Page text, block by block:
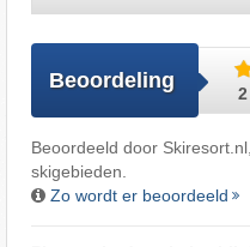
Beoordeling
Beoordeeld door Skiresort.nl
skigebieden.
Zo wordt er beoordeeld